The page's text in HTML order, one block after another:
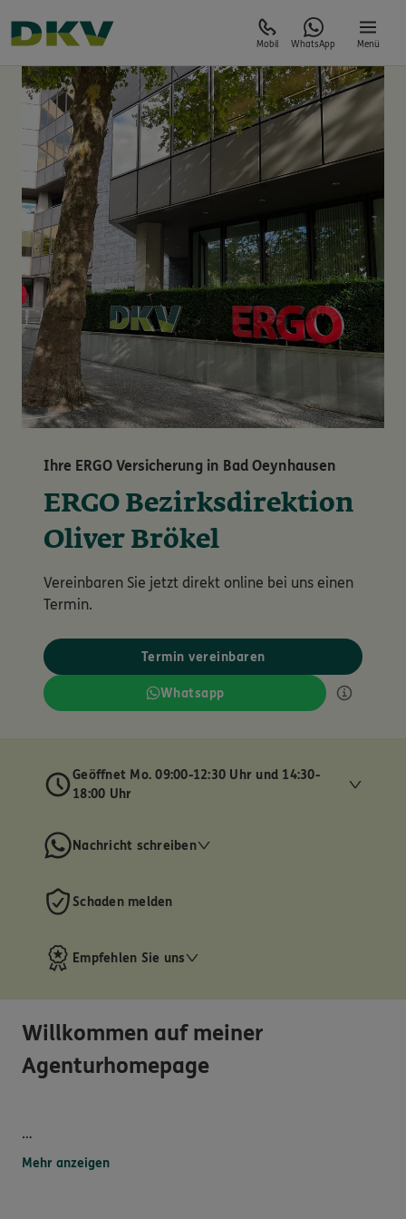
Mobil WhatsApp Menü
Ihre ERGO Versicherung in Bad Oeynhausen
ERGO Bezirksdirektion
Oliver Brökel
Vereinbaren Sie jetzt direkt online bei uns einen
Termin.
Termin vereinbaren
Whatsapp
Geöffnet Mo. 09:00-12:30 Uhr und 14:30-
18:00 Uhr
Nachricht schreiben
Schaden melden
Empfehlen Sie uns
Willkommen auf meiner
Agenturhomepage
"Schön, daß Sie da sind...."
Mehr anzeigen